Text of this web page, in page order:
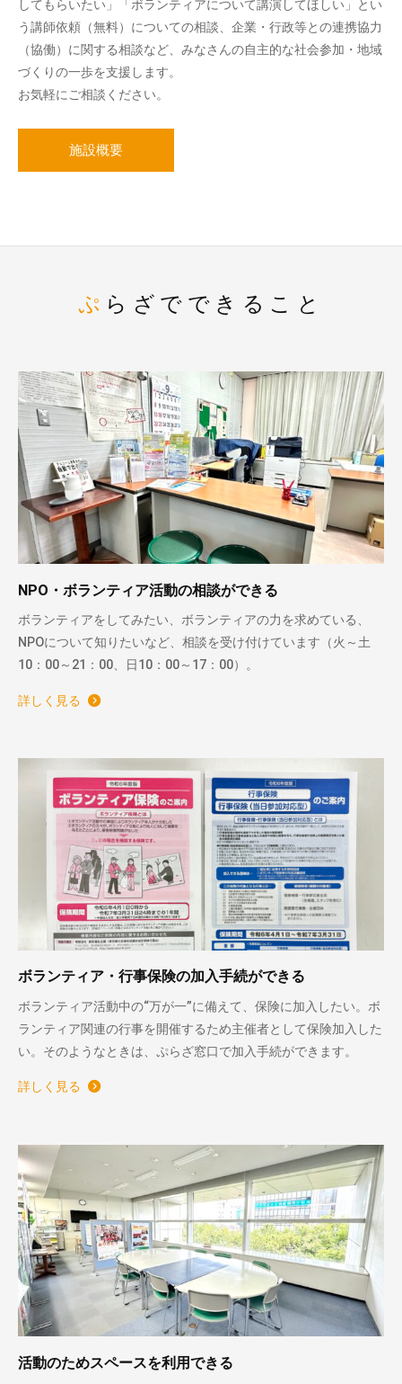
してもらいたい」「ボランティアについて講演してほしい」とい
う講師依頼（無料）についての相談、企業・行政等との連携協力
（協働）に関する相談など、みなさんの自主的な社会参加・地域
づくりの一歩を支援します。
お気軽にご相談ください。
施設概要
ぷらざでできること
NPO・ボランティア活動の相談ができる
ボランティアをしてみたい、ボランティアの力を求めている、
NPOについて知りたいなど、相談を受け付けています（火～土
10：00～21：00、日10：00～17：00）。
詳しく見る
ボランティア・行事保険の加入手続ができる
ボランティア活動中の“万が一”に備えて、保険に加入したい。ボ
ランティア関連の行事を開催するため主催者として保険加入した
い。そのようなときは、ぷらざ窓口で加入手続ができます。
詳しく見る
活動のためスペースを利用できる